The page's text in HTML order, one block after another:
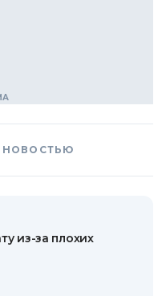
НОВОСТЬЮ
из-за плохих